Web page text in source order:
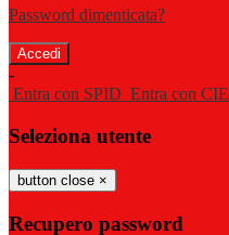
Password dimenticata?
-
Entra con SPID Entra con CIE
Seleziona utente
button close ×
Recupero password